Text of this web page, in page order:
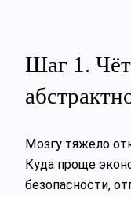
Шаг 1.
Мозгу тяжело
Куда проще
безопасности,